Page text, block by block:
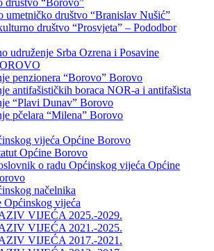
društvo “Borovo”
umetničko društvo “Branislav Nušić”
društvo “Prosvjeta” – Pododbor
udruženje Srba Ozrena i Posavine
penzionera “Borovo” Borovo
antifašističkih boraca NOR-a i antifašista
“Plavi Dunav” Borovo
pčelara “Milena” Borovo
vijeća Općine Borovo
Općine Borovo
o radu Općinskog vijeća Općine
načelnika
Općinskog vijeća
VIJEĆA 2025.-2029.
VIJEĆA 2021.-2025.
VIJEĆA 2017.-2021.